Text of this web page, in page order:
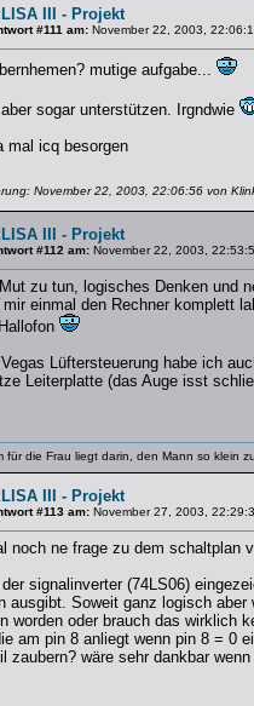
III - Projekt
#111 am: November 22, 2003,
mutige aufgabe...
sogar unterstützen. Irgndwie
mal icq besorgen
November 22, 2003, 22:06:56 von
III - Projekt
#112 am: November 22, 2003,
zu tun, logisches Denken und
einmal den Rechner komplett
Lüftersteuerung habe ich
Leiterplatte (das Auge isst
für die Frau liegt darin, den Mann so klein
III - Projekt
#113 am: November 27, 2003,
noch ne frage zu dem schaltplan
signalinverter (74LS06)
ausgibt. Soweit ganz logisch
worden oder brauch das wirklich
am pin 8 anliegt wenn pin 8 = 0
zaubern? wäre sehr dankbar